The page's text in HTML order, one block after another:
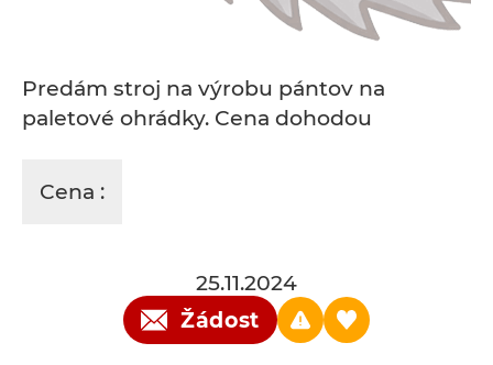
Predám stroj na výrobu pántov na
paletové ohrádky. Cena dohodou
Cena :
25.11.2024
Žádost